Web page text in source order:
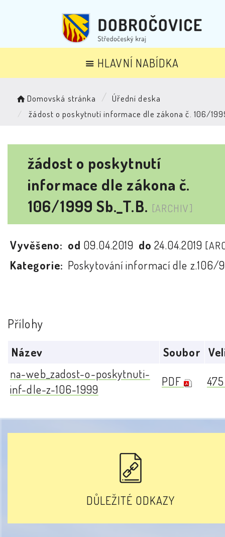
HLAVNÍ NABÍDKA
Domovská stránka
Úřední deska
žádost o poskytnutí informace dle zákona č. 106/
žádost o poskytnutí
informace dle zákona č.
106/1999 Sb._T.B. [ARCHIV]
Vyvěšeno: od 09.04.2019 do24.04.2019
Kategorie: Poskytování informací dle z.106/
Přílohy
Název Soubor
na-web_zadost-o-poskytnuti-
inf-dle-z-106-1999
PDF
DŮLEŽITÉ ODKAZY